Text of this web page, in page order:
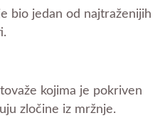
bio jedan od najtraženijih
kojima je pokriven
zločine iz mržnje.